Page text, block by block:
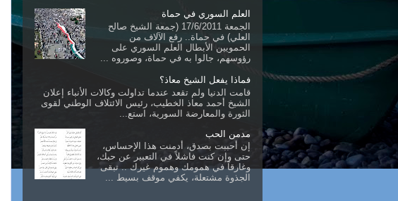
العلم السوري في حماة
الجمعة 17/6/2011 (جمعة الشيخ صالح
العلي) في حماة.. رفع الآلاف من
الحمويين الأبطال العلم السوري على
رؤوسهم، جالوا به في حماة، وصوروه ...
فماذا يفعل الشيخ معاذ؟
قامت الدنيا ولم تقعد عندما تداولت وكالات الأنباء إعلان
الشيخ أحمد معاذ الخطيب، رئيس الائتلاف الوطني لقوى
الثورة والمعارضة السورية، استع...
مدمن الحب
إن أحببت بصدق، أدمنت هذا الإحساس،
حتى وإن كنت فاشلاً في التعبير عن حبك،
وغارقاً في همومك وهموم غيرك .. تبقى
الجذوة مشتعلة، يكفي موقف بسيط ...